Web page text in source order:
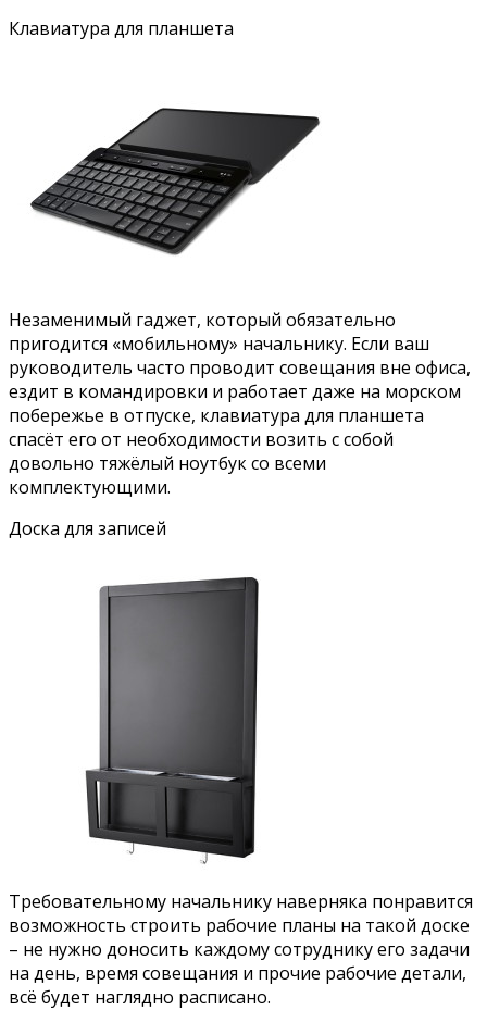
Клавиатура для планшета
Незаменимый гаджет, который обязательно
пригодится «мобильному» начальнику. Если ваш
руководитель часто проводит совещания вне офиса,
ездит в командировки и работает даже на морском
побережье в отпуске, клавиатура для планшета
спасёт его от необходимости возить с собой
довольно тяжёлый ноутбук со всеми
комплектующими.
Доска для записей
Требовательному начальнику наверняка понравится
возможность строить рабочие планы на такой доске
– не нужно доносить каждому сотруднику его задачи
на день, время совещания и прочие рабочие детали,
всё будет наглядно расписано.